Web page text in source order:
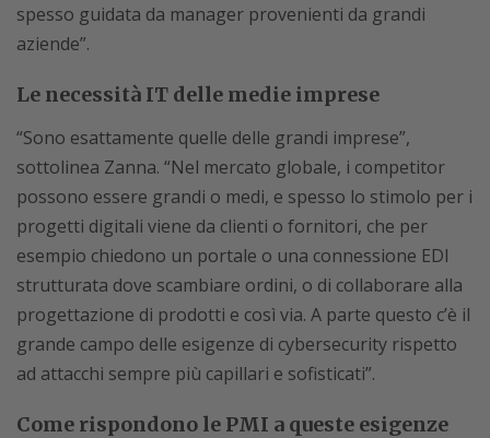
spesso guidata da manager provenienti da grandi
aziende”.
Le necessità IT delle medie imprese
“Sono esattamente quelle delle grandi imprese”,
sottolinea Zanna. “Nel mercato globale, i competitor
possono essere grandi o medi, e spesso lo stimolo per i
progetti digitali viene da clienti o fornitori, che per
esempio chiedono un portale o una connessione EDI
strutturata dove scambiare ordini, o di collaborare alla
progettazione di prodotti e così via. A parte questo c’è il
grande campo delle esigenze di cybersecurity rispetto
ad attacchi sempre più capillari e sofisticati”.
Come rispondono le PMI a queste esigenze